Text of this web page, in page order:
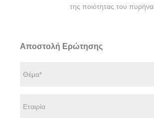
της ποιότητας του πυρήνα
Αποστολή Ερώτησης